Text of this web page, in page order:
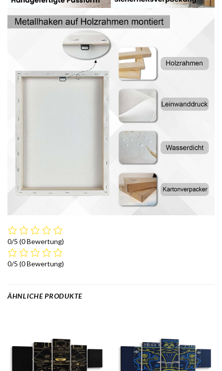
0/5 (0 Bewertung)
0/5 (0 Bewertung)
ÄHNLICHE PRODUKTE